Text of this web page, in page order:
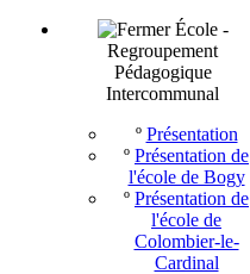
École -
Regroupement
Pédagogique
Intercommunal
º Présentation
º Présentation de
l'école de Bogy
º Présentation de
l'école de
Colombier-le-
Cardinal